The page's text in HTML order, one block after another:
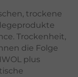
trockene
Trockenheit,
die Folge
plus